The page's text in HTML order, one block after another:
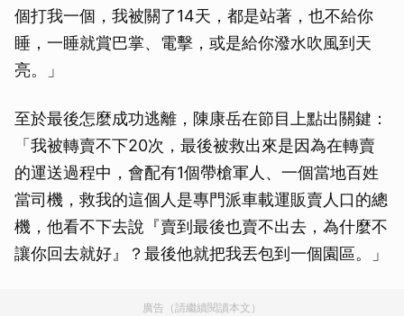
個打我一個，我被關了14天，都是站著，也不給你
睡，一睡就賞巴掌、電擊，或是給你潑水吹風到天
亮。」
至於最後怎麼成功逃離，陳康岳在節目上點出關鍵：
「我被轉賣不下20次，最後被救出來是因為在轉賣
的運送過程中，會配有1個帶槍軍人、一個當地百姓
當司機，救我的這個人是專門派車載運販賣人口的總
機，他看不下去說『賣到最後也賣不出去，為什麼不
讓你回去就好』？最後他就把我丟包到一個園區。」
廣告（請繼續閱讀本文）